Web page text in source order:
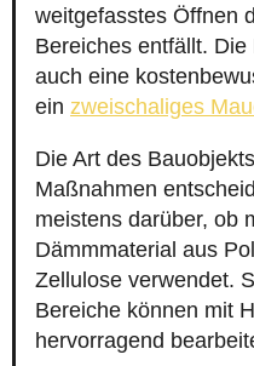
weitgefasstes Öffnen
Bereiches entfällt.
auch eine
ein zweischaliges
Die Art des
Maßnahmen
meistens darüber, ob
Dämmmaterial aus
Zellulose verwendet.
Bereiche können mit
hervorragend